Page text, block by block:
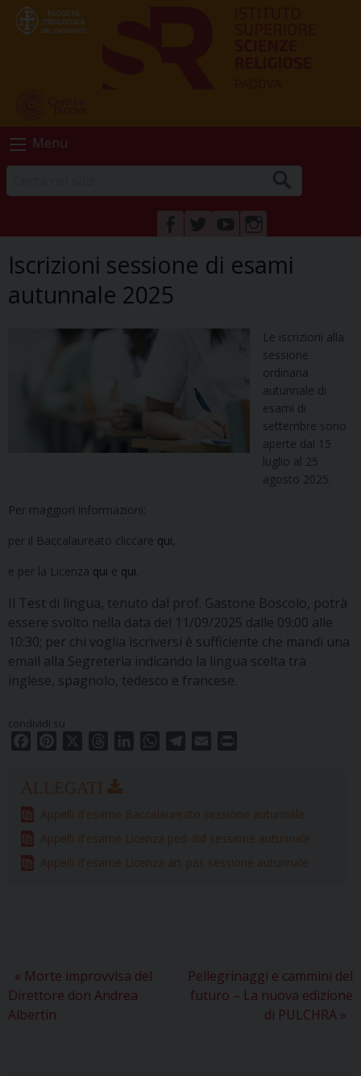
Skip
to
Menu
FACEBOOK
TWITTER
YOUTUBEINSTAGRAM
Iscrizioni sessione di esami
autunnale 2025
Le iscrizioni alla
sessione
ordinaria
autunnale di
esami di
settembre sono
aperte dal 15
luglio al 25
agosto 2025.
Per maggiori informazioni:
per il Baccalaureato cliccare qui,
e per la Licenza qui e qui
Il Test di lingua, tenuto dal prof. Gastone Boscolo, potrà
essere svolto nella data del 11/09/2025 dalle 09:00 alle
10:30; per chi voglia iscriversi è sufficiente che mandi una
email alla Segreteria indicando la lingua scelta tra
inglese, spagnolo, tedesco e francese.
condividi su
c
e
b
o
o
k
n
t
e
r
e
r
e
a
d
s
e
d
I
W
s
A
p
g
r
a
l
t
Appelli d'esame Baccalaureato sessione autunnale
Appelli d'esame Licenza ped-did sessione autunnale
Appelli d'esame Licenza art-pas sessione autunnale
« Morte improvvisa del
Direttore don Andrea
Albertin
Pellegrinaggi e cammini del
futuro – La nuova edizione
di PULCHRA »